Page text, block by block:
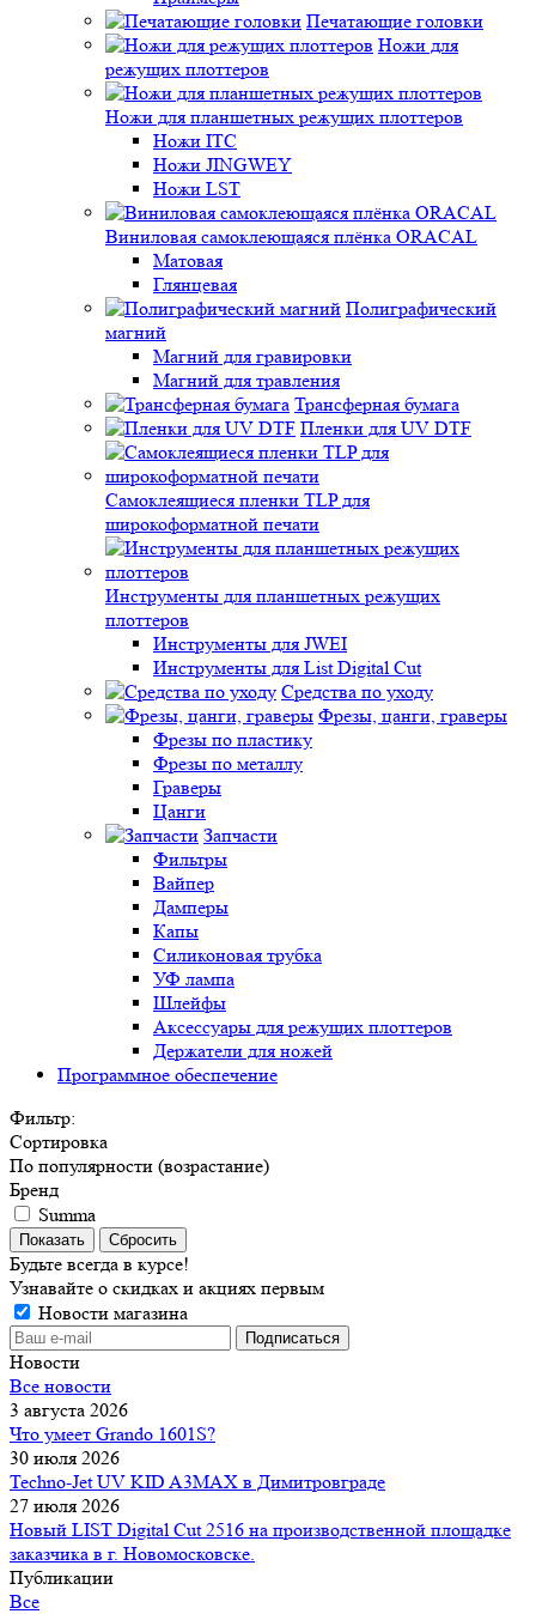
Печатающие головки
Ножи для
режущих плоттеров
Ножи для планшетных режущих плоттеров
Ножи ITC
Ножи JINGWEY
Ножи LST
Виниловая самоклеющаяся плёнка ORACAL
Матовая
Глянцевая
Полиграфический
магний
Магний для гравировки
Магний для травления
Трансферная бумага
Пленки для UV DTF
Самоклеящиеся пленки TLP для
широкоформатной печати
Инструменты для планшетных режущих
плоттеров
Инструменты для JWEI
Инструменты для List Digital Cut
Средства по уходу
Фрезы, цанги, граверы
Фрезы по пластику
Фрезы по металлу
Граверы
Цанги
Запчасти
Фильтры
Вайпер
Дамперы
Капы
Силиконовая трубка
УФ лампа
Шлейфы
Аксессуары для режущих плоттеров
Держатели для ножей
Программное обеспечение
Фильтр:
Сортировка
По популярности (возрастание)
Бренд
Summa
Показать Сбросить
Будьте всегда в курсе!
Узнавайте о скидках и акциях первым
Новости магазина
Новости
Все новости
3 августа 2026
Что умеет Grando 1601S?
30 июля 2026
Techno-Jet UV KID A3MAX в Димитровграде
27 июля 2026
Новый LIST Digital Cut 2516 на производственной площадке
заказчика в г. Новомосковске.
Публикации
Все